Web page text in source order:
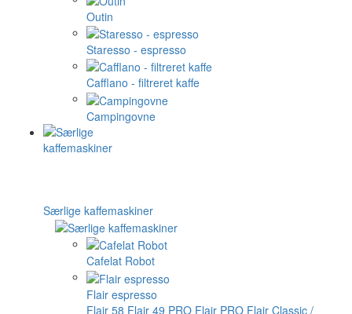
Outin
Staresso - espresso
Cafflano - filtreret kaffe
Campingovne
Særlige kaffemaskiner
Cafelat Robot
Flair espresso
Flair 58 Flair 49 PRO Flair PRO Flair Classic /